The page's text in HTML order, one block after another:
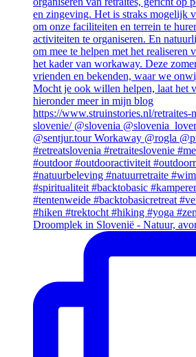
Droomplek in Slovenië - Natuur,